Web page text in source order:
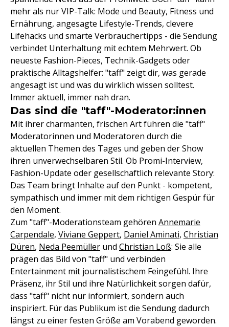
mehr als nur VIP-Talk: Mode und Beauty, Fitness und
Ernährung, angesagte Lifestyle-Trends, clevere
Lifehacks und smarte Verbrauchertipps - die Sendung
verbindet Unterhaltung mit echtem Mehrwert. Ob
neueste Fashion-Pieces, Technik-Gadgets oder
praktische Alltagshelfer: "taff" zeigt dir, was gerade
angesagt ist und was du wirklich wissen solltest.
Immer aktuell, immer nah dran.
Das sind die "taff"-Moderator:innen
Mit ihrer charmanten, frischen Art führen die "taff"
Moderatorinnen und Moderatoren durch die
aktuellen Themen des Tages und geben der Show
ihren unverwechselbaren Stil. Ob Promi-Interview,
Fashion-Update oder gesellschaftlich relevante Story:
Das Team bringt Inhalte auf den Punkt - kompetent,
sympathisch und immer mit dem richtigen Gespür für
den Moment.
Zum "taff"-Moderationsteam gehören Annemarie
Carpendale, Viviane Geppert, Daniel Aminati, Christian
Düren, Neda Peemüller und Christian Loß: Sie alle
prägen das Bild von "taff" und verbinden
Entertainment mit journalistischem Feingefühl. Ihre
Präsenz, ihr Stil und ihre Natürlichkeit sorgen dafür,
dass "taff" nicht nur informiert, sondern auch
inspiriert. Für das Publikum ist die Sendung dadurch
längst zu einer festen Größe am Vorabend geworden.